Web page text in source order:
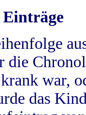
Einträge
die
war,
das